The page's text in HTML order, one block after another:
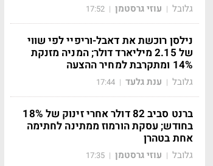
גלובל | עוזי גרסטמן |
17:52
נילסן רוכשת את דאבל-וריפיי לפי שווי
של 2.15 מיליארד דולר; המניה מזנקת
14% ומתקרבת למחיר ההצעה
גלובל | ענת גלעד |
17:44
ברנט סביב 82 דולר אחרי זינוק של 18%
בחודש; עסקת הורמוז ממתינה לחתימה
אחת בטהרן
גלובל | עוזי גרסטמן |
17:35